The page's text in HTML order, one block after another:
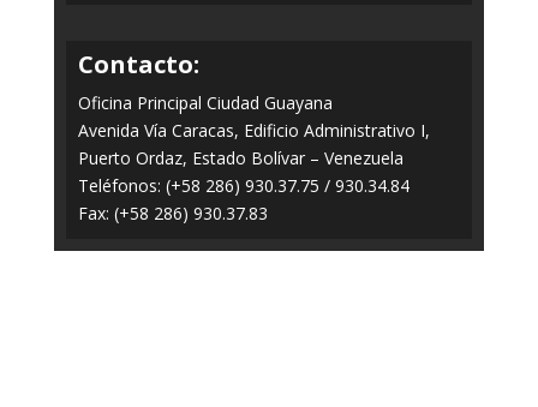
Contacto:
Oficina Principal Ciudad Guayana
Avenida Vía Caracas, Edificio Administrativo I,
Puerto Ordaz, Estado Bolívar – Venezuela
Teléfonos: (+58 286) 930.37.75 / 930.34.84
Fax: (+58 286) 930.37.83